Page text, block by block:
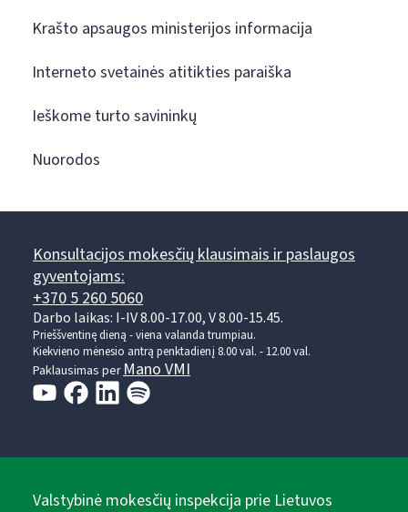
Krašto apsaugos ministerijos informacija
Interneto svetainės atitikties paraiška
Ieškome turto savininkų
Nuorodos
Konsultacijos mokesčių klausimais ir paslaugos
gyventojams:
+370 5 260 5060
Darbo laikas: I-IV 8.00-17.00, V 8.00-15.45.
Prieššventinę dieną - viena valanda trumpiau.
Kiekvieno mėnesio antrą penktadienį 8.00 val. - 12.00 val.
Paklausimas perMano VMI
Valstybinė mokesčių inspekcija prie Lietuvos